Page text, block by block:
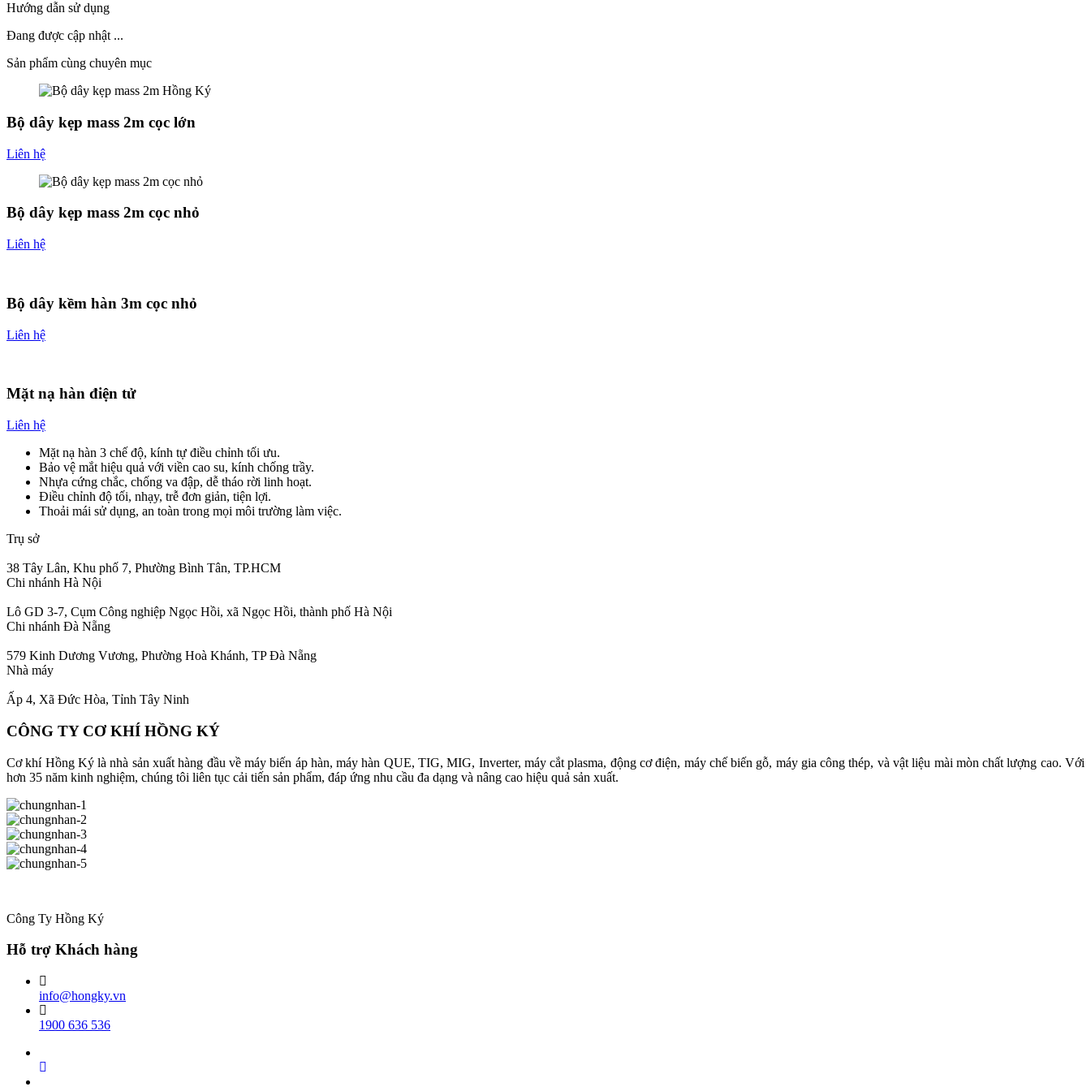
Hướng dẫn sử dụng
Đang được cập nhật ...
Sản phẩm cùng chuyên mục
Bộ dây kẹp mass 2m cọc lớn
Liên hệ
Bộ dây kẹp mass 2m cọc nhỏ
Liên hệ
Bộ dây kềm hàn 3m cọc nhỏ
Liên hệ
Mặt nạ hàn điện tử
Liên hệ
Mặt nạ hàn 3 chế độ, kính tự điều chỉnh tối ưu.
Bảo vệ mắt hiệu quả với viền cao su, kính chống trầy.
Nhựa cứng chắc, chống va đập, dễ tháo rời linh hoạt.
Điều chỉnh độ tối, nhạy, trễ đơn giản, tiện lợi.
Thoải mái sử dụng, an toàn trong mọi môi trường làm việc.
Trụ sở
38 Tây Lân, Khu phố 7, Phường Bình Tân, TP.HCM
Chi nhánh Hà Nội
Lô GD 3-7, Cụm Công nghiệp Ngọc Hồi, xã Ngọc Hồi, thành phố Hà Nội
Chi nhánh Đà Nẵng
579 Kinh Dương Vương, Phường Hoà Khánh, TP Đà Nẵng
Nhà máy
Ấp 4, Xã Đức Hòa, Tỉnh Tây Ninh
CÔNG TY CƠ KHÍ HỒNG KÝ
Cơ khí Hồng Ký là nhà sản xuất hàng đầu về máy biến áp hàn, máy hàn QUE, TIG, MIG, Inverter, máy cắt plasma, động cơ điện, máy chế biến gỗ, máy gia công thép, và vật liệu mài mòn chất lượng cao. Với
hơn 35 năm kinh nghiệm, chúng tôi liên tục cải tiến sản phẩm, đáp ứng nhu cầu đa dạng và nâng cao hiệu quả sản xuất.
Công Ty Hồng Ký
Hỗ trợ Khách hàng
info@hongky.vn
1900 636 536